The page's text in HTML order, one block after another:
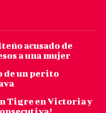
acusado de
a una mujer
de un perito
Tigre en Victoria y